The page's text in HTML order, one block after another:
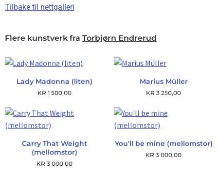
Tilbake til nettgalleri
Flere kunstverk fra Torbjørn Endrerud
Lady Madonna (liten)
KR 1 500,00
Marius Müller
KR 3 250,00
Carry That Weight
(mellomstor)
KR 3 000,00
You'll be mine (mellomstor)
KR 3 000,00